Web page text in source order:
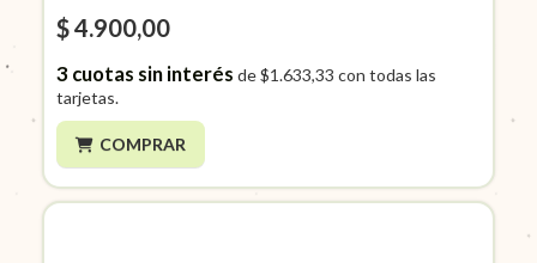
$ 4.900,00
3cuotas sin interés de$1.633,33 con todas las
tarjetas.
COMPRAR